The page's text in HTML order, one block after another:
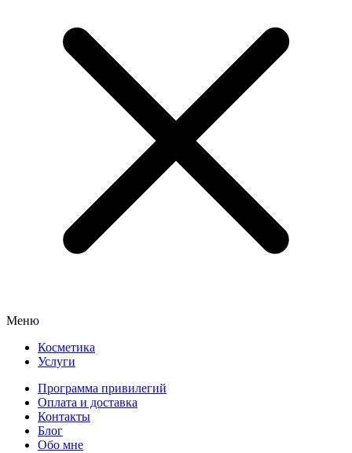
Меню
Косметика
Услуги
Программа привилегий
Оплата и доставка
Контакты
Блог
Обо мне